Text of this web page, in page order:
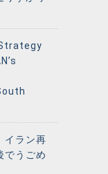
ラン再
でうごめ